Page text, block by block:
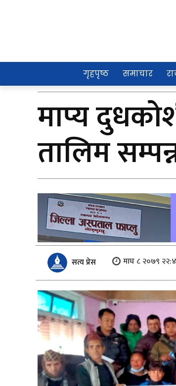
गृहपृष्ठ समाचार
माप्य
तालिम
सत्य प्रेस माघ ८ २०७९